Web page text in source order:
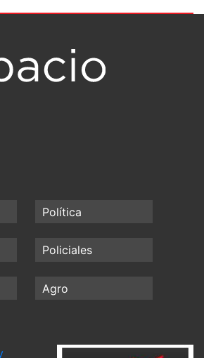
Política
Policiales
Agro